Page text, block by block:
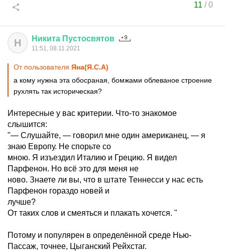
11 /0
Н Никита Пустосвятов
11:51, 08.11.2021
От пользователя Яна(Я.С.А)
а кому нужна эта обосраная, бомжами облеваное строение
рухлять так историческая?
Интересные у вас критерии. Что-то знакомое
слышится:
"— Слушайте, — говорил мне один американец, — я
знаю Европу. Не спорьте со
мною. Я изъездил Италию и Грецию. Я видел
Парфенон. Но всё это для меня не
ново. Знаете ли вы, что в штате Теннесси у нас есть
Парфенон гораздо новей и
лучше?
От таких слов и смеяться и плакать хочется. "
Потому и популярен в определённой среде Нью-
Пассаж, точнее, Цыганский Рейхстаг.